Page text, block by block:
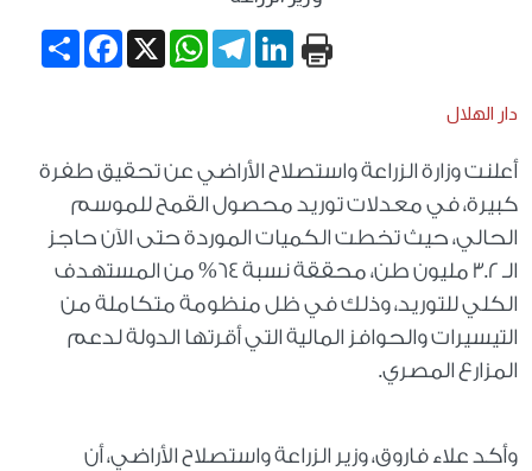
Share
Facebook X
WhatsApp
TelegramLinkedIn
دار الهلال
أعلنت وزارة الزراعة واستصلاح الأراضي عن تحقيق طفرة
كبيرة، في معدلات توريد محصول القمح للموسم
الحالي، حيث تخطت الكميات الموردة حتى الآن حاجز
الـ 3.2 مليون طن، محققة نسبة 64% من المستهدف
الكلي للتوريد، وذلك في ظل منظومة متكاملة من
التيسيرات والحوافز المالية التي أقرتها الدولة لدعم
المزارع المصري.
وأكد علاء فاروق، وزير الزراعة واستصلاح الأراضي، أن